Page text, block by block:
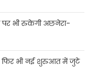
पर भी रुकेगी अछनेरा-
फिर भी नई शुरुआत में जुटे